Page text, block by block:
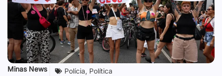
Minas News Polícia, Política